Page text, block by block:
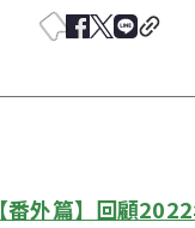
【番外篇】回顧